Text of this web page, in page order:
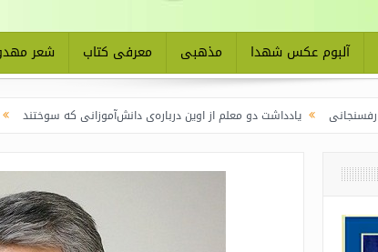
آلبوم عکس شهدا مذهبی معرفی کتاب شعر
یادداشت دو معلم از اوین درباره‌ی دانش‌آموزانی که سوختند نقدی بر